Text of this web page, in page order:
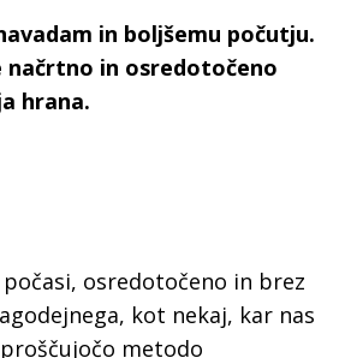
in boljšemu počutju.
načrtno in osredotočeno
hrana.
osredotočeno in brez
kot nekaj, kar nas
metodo